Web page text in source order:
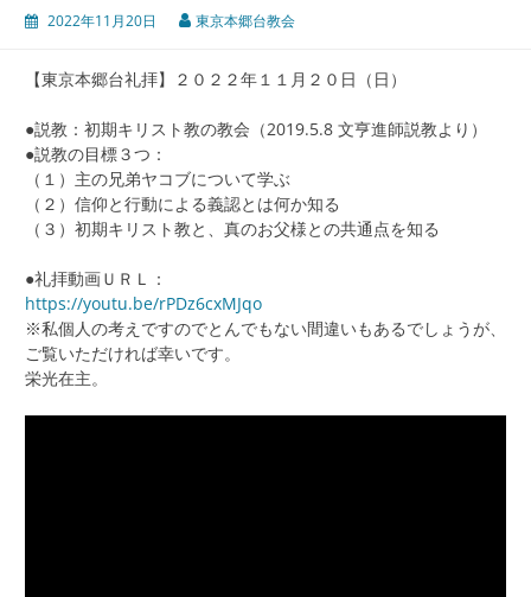
2022年11月20日 東京本郷台教会
【東京本郷台礼拝】２０２２年１１月２０日（日）
●説教：初期キリスト教の教会（2019.5.8 文亨進師説教より）
●説教の目標３つ：
（１）主の兄弟ヤコブについて学ぶ
（２）信仰と行動による義認とは何か知る
（３）初期キリスト教と、真のお父様との共通点を知る
●礼拝動画ＵＲＬ：
https://youtu.be/rPDz6cxMJqo
※私個人の考えですのでとんでもない間違いもあるでしょうが、
ご覧いただければ幸いです。
栄光在主。